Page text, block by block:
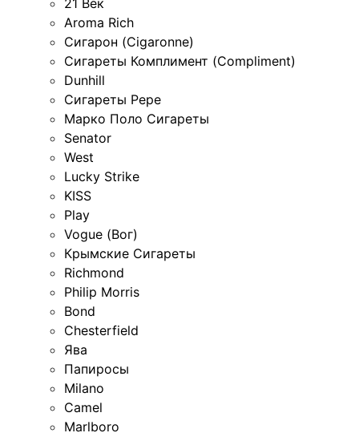
21 Век
Aroma Rich
Сигарон (Cigaronne)
Сигареты Комплимент (Compliment)
Dunhill
Сигареты Pepe
Марко Поло Сигареты
Senator
West
Lucky Strike
KISS
Play
Vogue (Вог)
Крымские Сигареты
Richmond
Philip Morris
Bond
Chesterfield
Ява
Папиросы
Milano
Camel
Marlboro